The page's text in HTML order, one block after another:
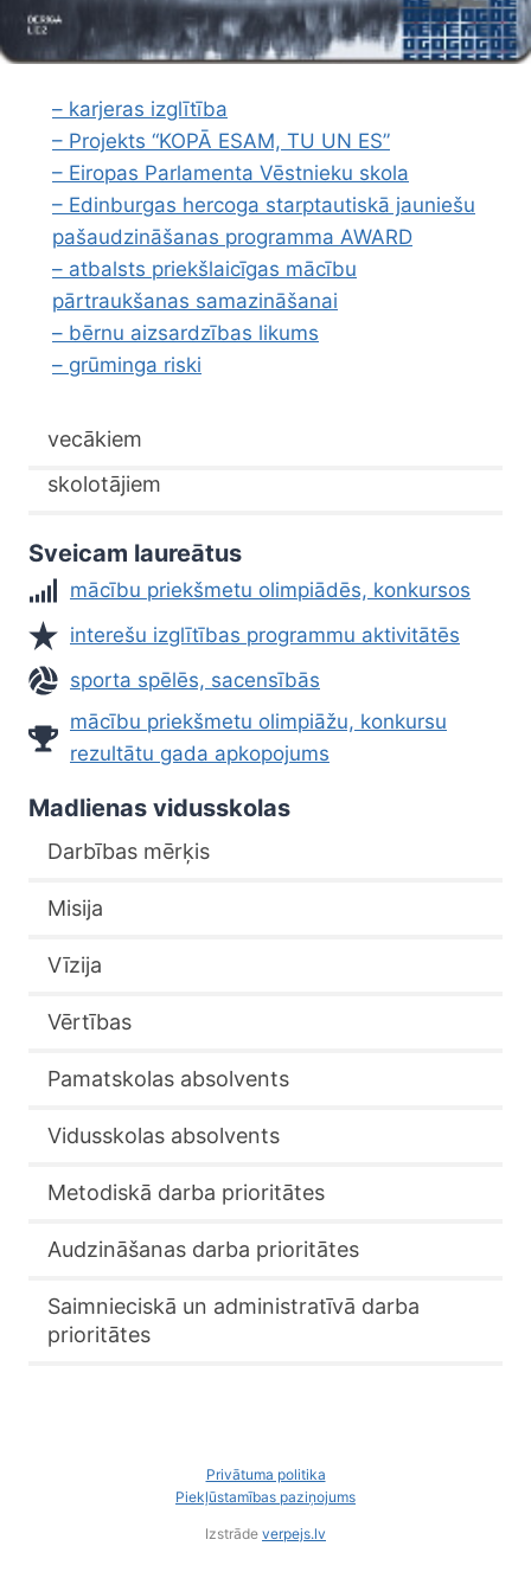
– karjeras izglītība
– Projekts “KOPĀ ESAM, TU UN ES”
– Eiropas Parlamenta Vēstnieku skola
– Edinburgas hercoga starptautiskā jauniešu
pašaudzināšanas programma AWARD
– atbalsts priekšlaicīgas mācību
pārtraukšanas samazināšanai
– bērnu aizsardzības likums
– grūminga riski
vecākiem
skolotājiem
Sveicam laureātus
mācību priekšmetu olimpiādēs, konkursos
interešu izglītības programmu aktivitātēs
sporta spēlēs, sacensībās
mācību priekšmetu olimpiāžu, konkursu
rezultātu gada apkopojums
Madlienas vidusskolas
Darbības mērķis
Misija
Vīzija
Vērtības
Pamatskolas absolvents
Vidusskolas absolvents
Metodiskā darba prioritātes
Audzināšanas darba prioritātes
Saimnieciskā un administratīvā darba
prioritātes
Privātuma politika
Piekļūstamības paziņojums
Izstrāde verpejs.lv